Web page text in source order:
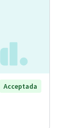
Acceptada